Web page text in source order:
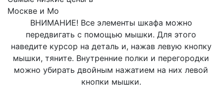
Москве и Мо
ВНИМАНИЕ! Все элементы шкафа можно
передвигать с помощью мышки. Для этого
наведите курсор на деталь и, нажав левую кнопку
мышки, тяните. Внутренние полки и перегородки
можно убирать двойным нажатием на них левой
кнопки мышки.